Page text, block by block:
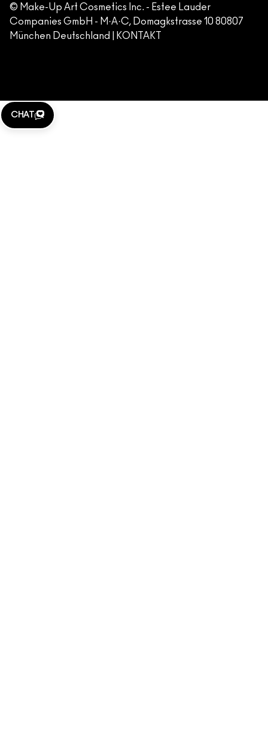
FÄLSCHUNG VON PRODUKTEN
IMPRESSUM
WEBSITE-COOKIES VERWALTEN
© Make-Up Art Cosmetics Inc. - Estee Lauder
Companies GmbH - M·A·C, Domagkstrasse 10 80807
München Deutschland |
KONTAKT
CHAT